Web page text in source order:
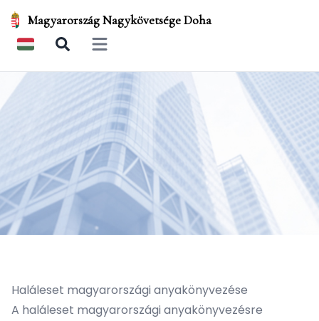
Magyarország Nagykövetsége Doha
Open main menu
Haláleset magyarországi anyakönyvezése
A haláleset magyarországi anyakönyvezésre